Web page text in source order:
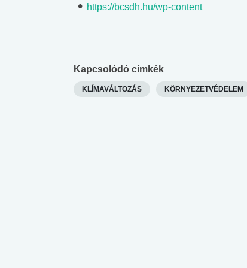
https://bcsdh.hu/wp-content
Kapcsolódó címkék
KLÍMAVÁLTOZÁS KÖRNYEZETVÉDELEM